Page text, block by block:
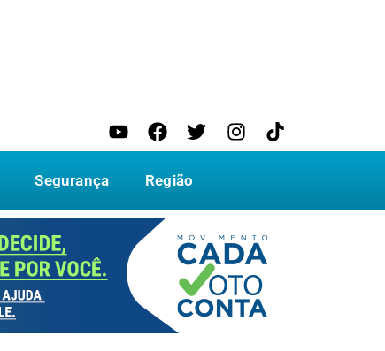
Segurança Região